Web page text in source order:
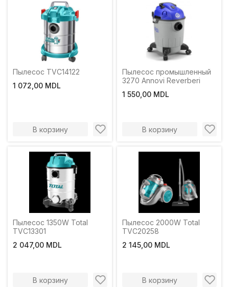
Пылесос TVC14122
1 072,00 MDL
В корзину
Пылесос промышленный
3270 Annovi Reverberi
1 550,00 MDL
В корзину
Пылесос 1350W Total
TVC13301
2 047,00 MDL
В корзину
Пылесос 2000W Total
TVC20258
2 145,00 MDL
В корзину